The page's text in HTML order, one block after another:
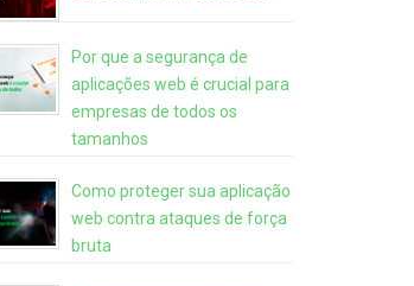
Por que a segurança de
aplicações web é crucial para
empresas de todos os
tamanhos
Como proteger sua aplicação
web contra ataques de força
bruta